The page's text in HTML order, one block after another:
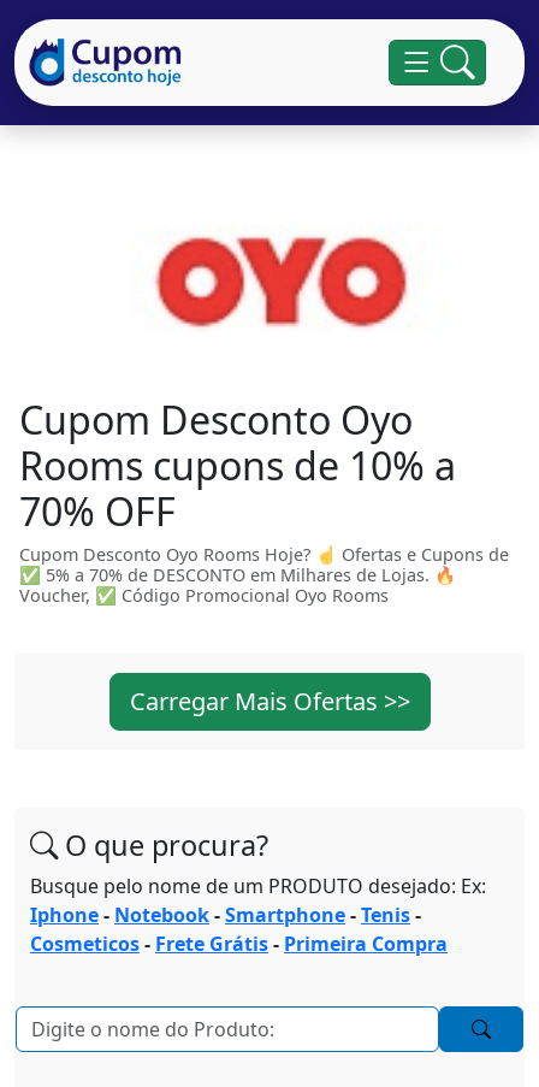
Cupom Desconto Oyo
Rooms cupons de 10% a
70% OFF
Cupom Desconto Oyo Rooms Hoje? ☝ Ofertas e Cupons de
✅ 5% a 70% de DESCONTO em Milhares de Lojas. 🔥
Voucher, ✅ Código Promocional Oyo Rooms
Carregar Mais Ofertas >>
O que procura?
Busque pelo nome de um PRODUTO desejado: Ex:
Iphone- Notebook-Smartphone-Tenis-
Cosmeticos- Frete Grátis- Primeira Compra